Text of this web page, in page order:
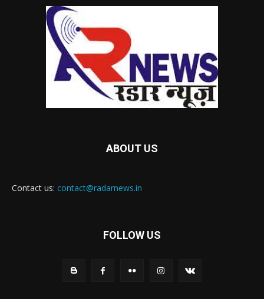
ABOUT US
Contact us: contact@radarnews.in
FOLLOW US